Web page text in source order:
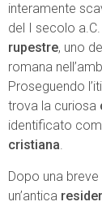
interamente
del I secolo
rupestre, uno
romana
Proseguendo
trova la curiosa
identificato
cristiana.
Dopo una
un’antica